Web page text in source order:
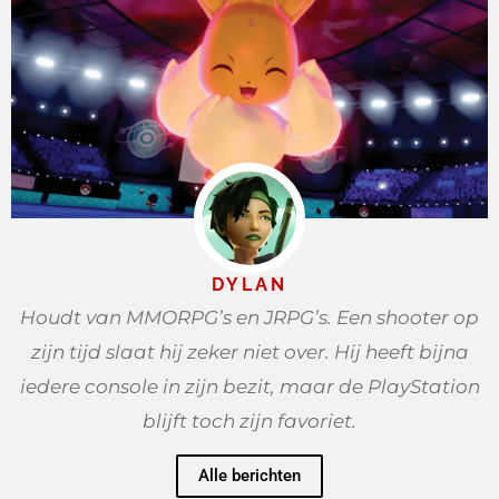
DYLAN
Houdt van MMORPG’s en JRPG’s. Een shooter op
zijn tijd slaat hij zeker niet over. Hij heeft bijna
iedere console in zijn bezit, maar de PlayStation
blijft toch zijn favoriet.
Alle berichten